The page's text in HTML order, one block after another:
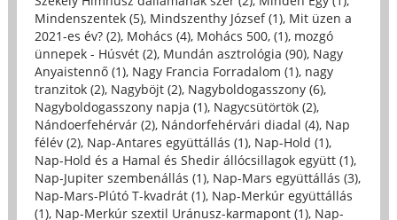
Mindenszentek (5), Mindszenthy József (1), Mit üzen a
2021-es év? (2), Mohács (4), Mohács 500, (1), mozgó
ünnepek - Húsvét (2), Mundán asztrológia (90), Nagy
Anyaistennő (1), Nagy Francia Forradalom (1), nagy
tranzitok (2), Nagyböjt (2), Nagyboldogasszony (6),
Nagyboldogasszony napja (1), Nagycsütörtök (2),
Nándoerfehérvár (2), Nándorfehérvári diadal (4), Nap
félév (2), Nap-Antares együttállás (1), Nap-Hold (1),
Nap-Hold és a Hamal és Shedir állócsillagok együtt (1),
Nap-Jupiter szembenállás (1), Nap-Mars együttállás (3),
Nap-Mars-Plútó T-kvadrát (1), Nap-Merkúr együttállás
(1), Nap-Merkúr szextil Uránusz-karmapont (1), Nap-